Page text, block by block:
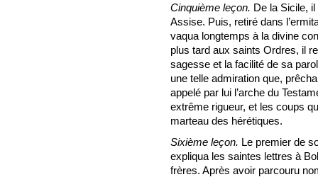
Cinquième leçon. De la Sicile,
Assise. Puis, retiré dans
vaqua longtemps à la divine
plus tard aux saints Ordres, il
sagesse et la facilité de sa
une telle admiration que,
appelé par lui l’arche du
extrême rigueur, et les coups
marteau des hérétiques.
Sixième leçon. Le premier de
expliqua les saintes lettres à
frères. Après avoir parcouru